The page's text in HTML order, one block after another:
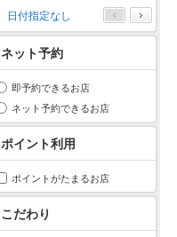
2026年10月
火 水 木 金 土
日
5
14 15 16
20 21 22 23 24
25
26
27 28 29
日付指定なし
ネット予約
即予約できるお店
ネット予約できるお店
ポイント利用
ポイントがたまるお店
こだわり